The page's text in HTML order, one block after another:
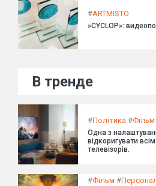
#ARTMISTO
»CYCLOP»:
В тренде
#Політика #Фільм
Одна з
відкоригувати
телевізорів.
#Фільм #